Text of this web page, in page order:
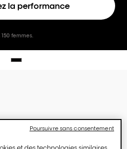
la performance
femmes.
Poursuivre sans consentement